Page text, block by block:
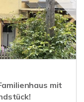
mit